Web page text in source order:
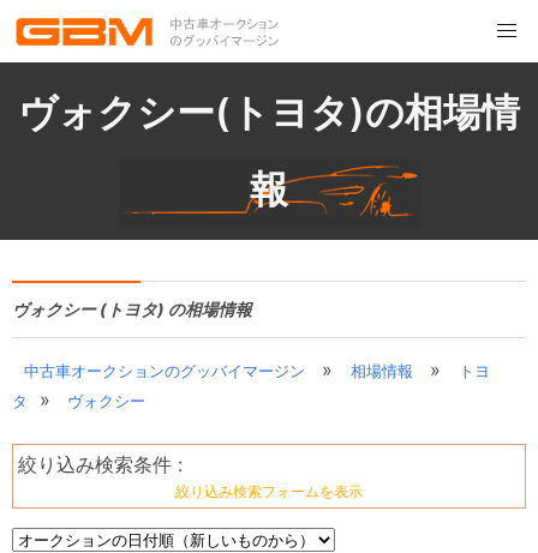
ヴォクシー(トヨタ)の相場情
報
ヴォクシー (トヨタ) の相場情報
中古車オークションのグッバイマージン » 相場情報 »
トヨ
タ
» ヴォクシー
絞り込み検索条件 :
絞り込み検索フォームを表示